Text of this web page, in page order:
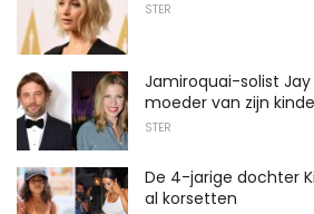
STER
Jamiroquai-solist Jay
moeder van zijn
STER
De 4-jarige dochter
​​al korsetten